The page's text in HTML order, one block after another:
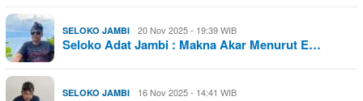
SELOKO JAMBI 20 Nov 2025 - 19:39 WIB
Seloko Adat Jambi : Makna Akar Menurut E…
SELOKO JAMBI 16 Nov 2025 - 14:41 WIB